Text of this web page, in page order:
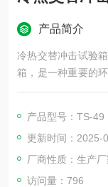
产品简介
冷热交替冲击试验
箱，是一种重要的
度变化环境下的性
产品型号：TS-49
更新时间：2025-
厂商性质：生产厂
访问量：796